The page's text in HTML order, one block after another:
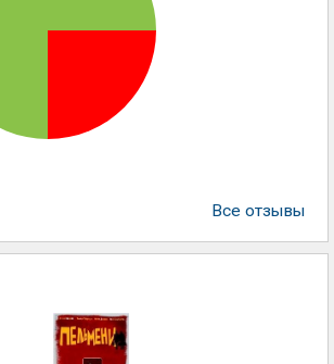
Все отзывы